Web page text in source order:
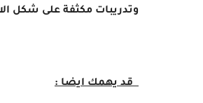
وتدريبات مكثفة على شكل
قد يهمك ايضا :